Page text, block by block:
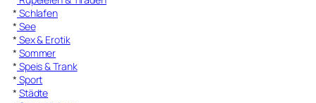
* Schlafen
* See
* Sex & Erotik
* Sommer
* Speis & Trank
* Sport
* Städte